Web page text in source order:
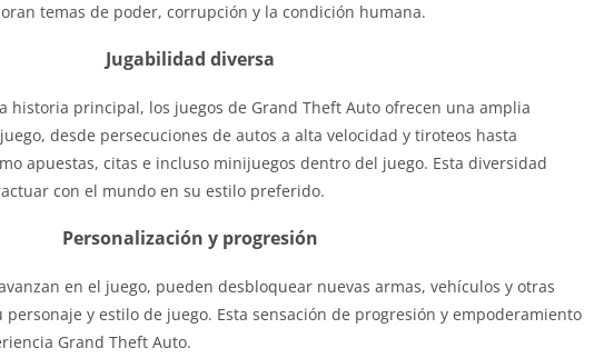
temas de poder, corrupción y la condición humana.
Jugabilidad diversa
historia principal, los juegos de Grand Theft Auto ofrecen una amplia
desde persecuciones de autos a alta velocidad y tiroteos hasta
apuestas, citas e incluso minijuegos dentro del juego. Esta diversidad
con el mundo en su estilo preferido.
Personalización y progresión
en el juego, pueden desbloquear nuevas armas, vehículos y otras
y estilo de juego. Esta sensación de progresión y empoderamiento
Grand Theft Auto.